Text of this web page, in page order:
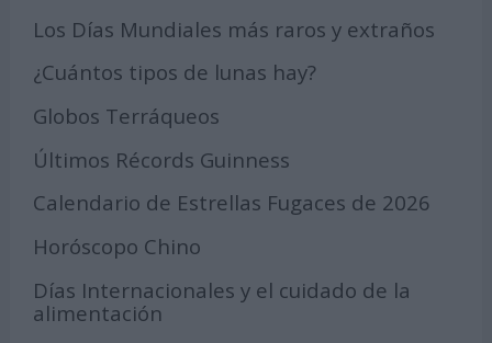
Los Días Mundiales más raros y extraños
¿Cuántos tipos de lunas hay?
Globos Terráqueos
Últimos Récords Guinness
Calendario de Estrellas Fugaces de 2026
Horóscopo Chino
Días Internacionales y el cuidado de la
alimentación